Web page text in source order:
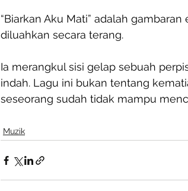
“Biarkan Aku Mati” adalah
diluahkan secara terang.
Ia merangkul sisi gelap sebuah
indah. Lagu ini bukan tentang
seseorang sudah tidak mampu
Muzik